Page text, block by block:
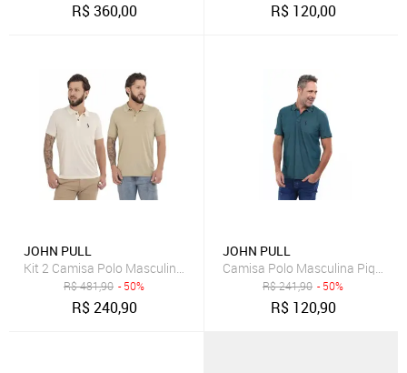
R$360,00 R$ 120,00
JOHN PULL
Kit 2 Camisa Polo Masculina Dia a Dia Conforto
R$481,90 - 50%
R$240,90
JOHN PULL
Camisa Polo Masculina Piquet
R$241,90 - 50%
R$ 120,90